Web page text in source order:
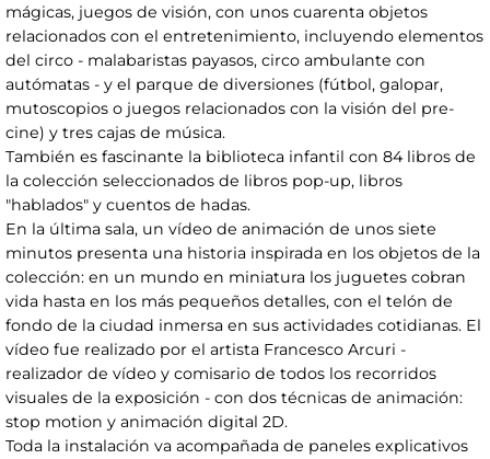
mágicas, juegos de visión, con unos cuarenta objetos
relacionados con el entretenimiento, incluyendo elementos
del circo - malabaristas payasos, circo ambulante con
autómatas - y el parque de diversiones (fútbol, galopar,
mutoscopios o juegos relacionados con la visión del pre-
cine) y tres cajas de música.
También es fascinante la biblioteca infantil con 84 libros de
la colección seleccionados de libros pop-up, libros
"hablados" y cuentos de hadas.
En la última sala, un vídeo de animación de unos siete
minutos presenta una historia inspirada en los objetos de la
colección: en un mundo en miniatura los juguetes cobran
vida hasta en los más pequeños detalles, con el telón de
fondo de la ciudad inmersa en sus actividades cotidianas. El
vídeo fue realizado por el artista Francesco Arcuri -
realizador de vídeo y comisario de todos los recorridos
visuales de la exposición - con dos técnicas de animación:
stop motion y animación digital 2D.
Toda la instalación va acompañada de paneles explicativos